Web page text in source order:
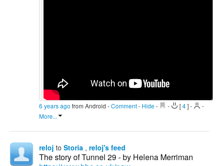
6 years ago from Android -Comment- Hide - - [4]-
-
More...
reloj to Storia , reloj's feed
The story of Tunnel 29 - by Helena Merriman